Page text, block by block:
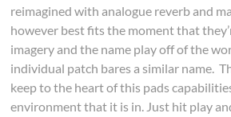
reimagined with analogue reverb and
however best fits the moment that
imagery and the name play off of the
individual patch bares a similar name.
keep to the heart of this pads
environment that it is in. Just hit play